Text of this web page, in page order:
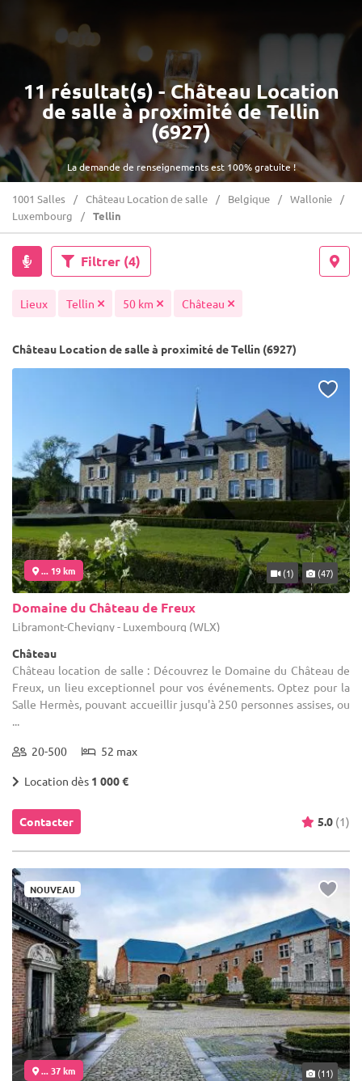
La demande de renseignements est 100% gratuite !
11 résultat(s) - Château Location
de salle à proximité de Tellin
(6927)
1001 Salles Château Location de salle Belgique
Wallonie
Luxembourg
Tellin
Filtrer (4)
Lieux Tellin 50 km Château
Château Location de salle à proximité de Tellin (6927)
... 19 km (1) (47)
Domaine du Château de Freux
Libramont-Chevigny - Luxembourg (WLX)
Château
Château location de salle : Découvrez le Domaine du Château de
Freux, un lieu exceptionnel pour vos événements. Optez pour la
Salle Hermès, pouvant accueillir jusqu'à 250 personnes assises, ou
...
20-500 52 max
Location dès 1 000 €
Contacter 5.0 (1)
NOUVEAU
... 37 km (11)